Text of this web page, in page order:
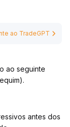
ao TradeGPT
ao seguinte
antes dos